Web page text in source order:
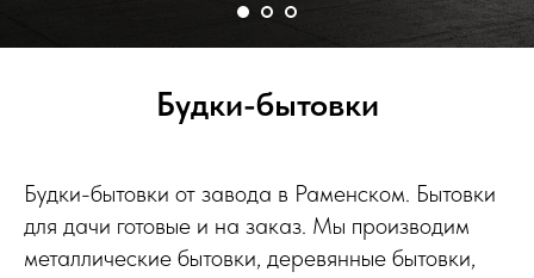
Будки-бытовки
Будки-бытовки от завода в Раменском. Бытовки
для дачи готовые и на заказ. Мы производим
металлические бытовки, деревянные бытовки,